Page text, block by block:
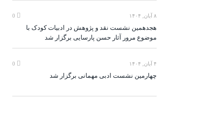
۸ آبان, ۱۴۰۴
هجدهمین نشست نقد و پژوهش در ادبیات کودک با
موضوع مرور آثار حسن پارسایی برگزار شد
۴ آبان, ۱۴۰۴
چهارمین نشست ادبی مهمانی برگزار شد